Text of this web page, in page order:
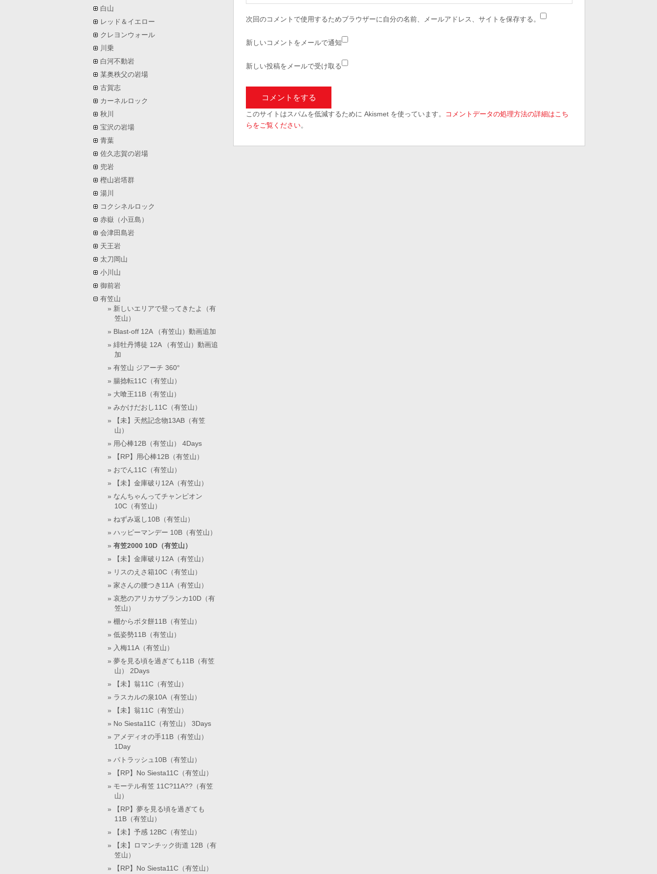
次回のコメントで使用するためブラウザーに自分の名前、メールアドレス、サイトを保存する。
新しいコメントをメールで通知
新しい投稿をメールで受け取る
このサイトはスパムを低減するために Akismet を使っています。
コメントデータの処理方法の詳細はこち
らをご覧ください。
白山
レッド＆イエロー
クレヨンウォール
川乗
白河不動岩
某奥秩父の岩場
古賀志
カーネルロック
秋川
宝沢の岩場
青葉
佐久志賀の岩場
兜岩
樫山岩塔群
湯川
コクシネルロック
赤嶽（小豆島）
会津田島岩
天王岩
太刀岡山
小川山
御前岩
有笠山
新しいエリアで登ってきたよ（有
笠山）
Blast-off 12A （有笠山）動画追加
緋牡丹博徒 12A （有笠山）動画追
加
有笠山 ジアーチ 360°
腸捻転11C（有笠山）
大喰王11B（有笠山）
みかけだおし11C（有笠山）
【未】天然記念物13AB（有笠
山）
用心棒12B（有笠山） 4Days
【RP】用心棒12B（有笠山）
おでん11C（有笠山）
【未】金庫破り12A（有笠山）
なんちゃんってチャンピオン
10C（有笠山）
ねずみ返し10B（有笠山）
ハッピーマンデー 10B（有笠山）
有笠2000 10D（有笠山）
【未】金庫破り12A（有笠山）
リスのえさ箱10C（有笠山）
家さんの腰つき11A（有笠山）
哀愁のアリカサブランカ10D（有
笠山）
棚からボタ餅11B（有笠山）
低姿勢11B（有笠山）
入梅11A（有笠山）
夢を見る頃を過ぎても11B（有笠
山） 2Days
【未】翁11C（有笠山）
ラスカルの泉10A（有笠山）
【未】翁11C（有笠山）
No Siesta11C（有笠山） 3Days
アメディオの手11B（有笠山）
1Day
パトラッシュ10B（有笠山）
【RP】No Siesta11C（有笠山）
モーテル有笠 11C?11A??（有笠
山）
【RP】夢を見る頃を過ぎても
11B（有笠山）
【未】予感 12BC（有笠山）
【未】ロマンチック街道 12B（有
笠山）
【RP】No Siesta11C（有笠山）